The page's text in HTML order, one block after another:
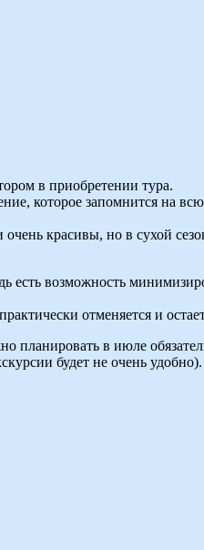
в приобретении тура.
которое запомнится на
красивы, но в сухой
есть возможность
отменяется и
планировать в июле
будет не очень удобно).